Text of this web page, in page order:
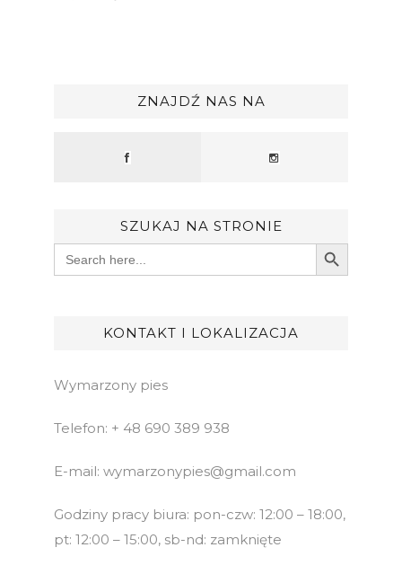
ZNAJDŹ NAS NA
SZUKAJ NA STRONIE
Search
for:
Search Button
KONTAKT I LOKALIZACJA
Wymarzony pies
Telefon: + 48 690 389 938
E-mail: wymarzonypies@gmail.com
Godziny pracy biura: pon-czw: 12:00 – 18:00,
pt: 12:00 – 15:00, sb-nd: zamknięte